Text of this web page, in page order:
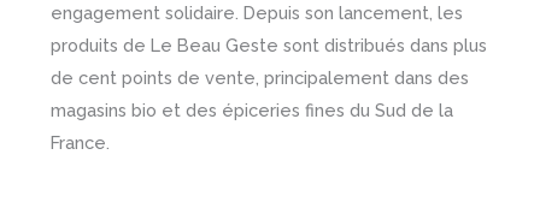
engagement solidaire. Depuis son lancement, les
produits de Le Beau Geste sont distribués dans plus
de cent points de vente, principalement dans des
magasins bio et des épiceries fines du Sud de la
France.